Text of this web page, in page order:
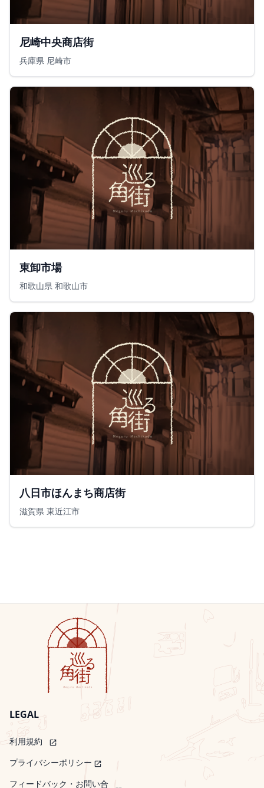
尼崎中央商店街
兵庫県 尼崎市
東卸市場
和歌山県 和歌山市
八日市ほんまち商店街
滋賀県 東近江市
LEGAL
利用規約 open_in_new
プライバシーポリシー open_in_new
フィードバック・お問い合